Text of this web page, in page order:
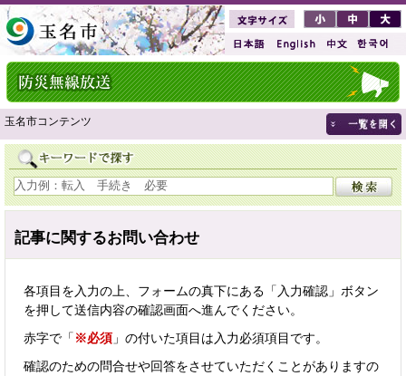
玉名市コンテンツ
記事に関するお問い合わせ
各項目を入力の上、フォームの真下にある「入力確認」ボタン
を押して送信内容の確認画面へ進んでください。
赤字で「 ※必須 」の付いた項目は入力必須項目です。
確認のための問合せや回答をさせていただくことがありますの